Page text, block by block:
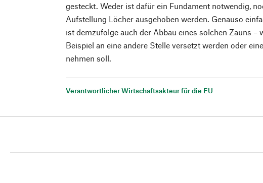
gesteckt. Weder ist dafür ein Fundament notwendig,
Aufstellung Löcher ausgehoben werden. Genauso
ist demzufolge auch der Abbau eines solchen Zauns –
Beispiel an eine andere Stelle versetzt werden oder
nehmen soll.
Verantwortlicher Wirtschaftsakteur für die EU